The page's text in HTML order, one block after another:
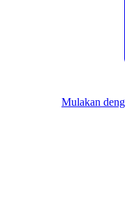
Mulakan